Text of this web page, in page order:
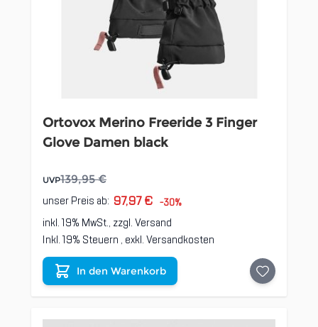
Ortovox Merino Freeride 3 Finger
Glove Damen black
UVP139,95 €
unser Preis ab: 97,97 € -30%
inkl. 19% MwSt., zzgl.Versand
Inkl. 19% Steuern , exkl.Versandkosten
In den Warenkorb